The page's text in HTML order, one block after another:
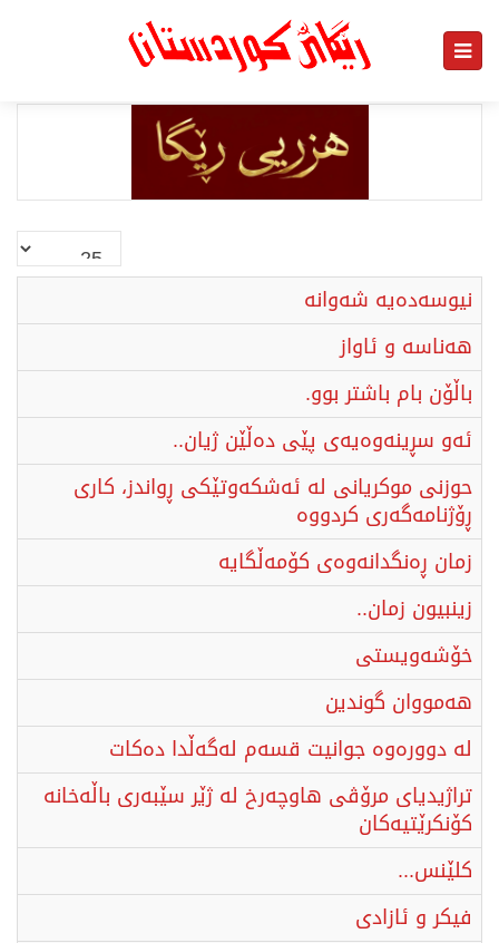
نمایش
#
نیوسەدەیە شەوانە
هەناسە و ئاواز
باڵۆن بام باشتر بوو.
ئەو سڕینەوەیەی پێی دەڵێن ژیان..
حوزنی موکریانی لە ئەشکەوتێکی ڕواندز، کاری
ڕۆژنامەگەری کردووە
زمان ڕه‌نگدانه‌وه‌ی کۆمەڵگایه‌
زینبیون زمان..
خۆشەویستی
هەمووان گوندین
لە دوورەوە جوانیت قسەم لەگەڵدا دەکات
تراژیدیای مرۆڤی هاوچەرخ لە ژێر سێبەری باڵەخانە
کۆنکرێتیەکان
کلێنس...
فیکر و ئازادی